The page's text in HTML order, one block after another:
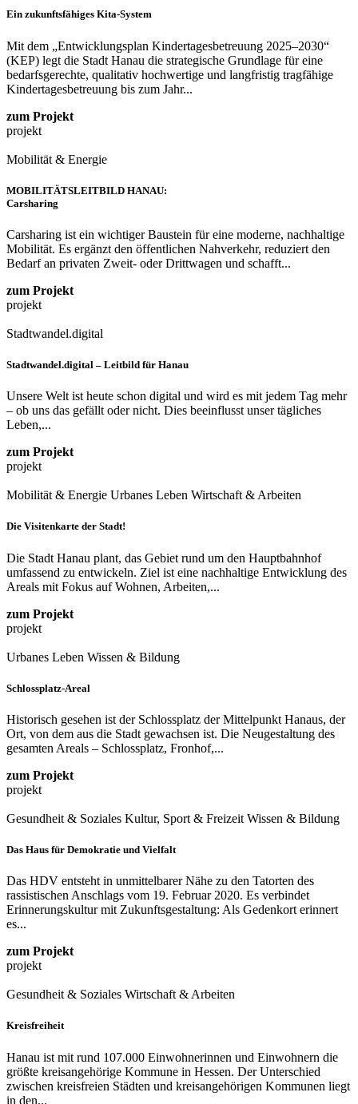
Ein zukunftsfähiges Kita-System
Mit dem „Entwicklungsplan Kindertagesbetreuung 2025–2030“
(KEP) legt die Stadt Hanau die strategische Grundlage für eine
bedarfsgerechte, qualitativ hochwertige und langfristig tragfähige
Kindertagesbetreuung bis zum Jahr...
zum Projekt
projekt
Mobilität & Energie
MOBILITÄTSLEITBILD HANAU:
Carsharing
Carsharing ist ein wichtiger Baustein für eine moderne, nachhaltige
Mobilität. Es ergänzt den öffentlichen Nahverkehr, reduziert den
Bedarf an privaten Zweit- oder Drittwagen und schafft...
zum Projekt
projekt
Stadtwandel.digital
Stadtwandel.digital – Leitbild für Hanau
Unsere Welt ist heute schon digital und wird es mit jedem Tag mehr
– ob uns das gefällt oder nicht. Dies beeinflusst unser tägliches
Leben,...
zum Projekt
projekt
Mobilität & Energie Urbanes Leben Wirtschaft & Arbeiten
Die Visitenkarte der Stadt!
Die Stadt Hanau plant, das Gebiet rund um den Hauptbahnhof
umfassend zu entwickeln. Ziel ist eine nachhaltige Entwicklung des
Areals mit Fokus auf Wohnen, Arbeiten,...
zum Projekt
projekt
Urbanes Leben Wissen & Bildung
Schlossplatz-Areal
Historisch gesehen ist der Schlossplatz der Mittelpunkt Hanaus, der
Ort, von dem aus die Stadt gewachsen ist. Die Neugestaltung des
gesamten Areals – Schlossplatz, Fronhof,...
zum Projekt
projekt
Gesundheit & Soziales Kultur, Sport & Freizeit Wissen & Bildung
Das Haus für Demokratie und Vielfalt
Das HDV entsteht in unmittelbarer Nähe zu den Tatorten des
rassistischen Anschlags vom 19. Februar 2020. Es verbindet
Erinnerungskultur mit Zukunftsgestaltung: Als Gedenkort erinnert
es...
zum Projekt
projekt
Gesundheit & Soziales Wirtschaft & Arbeiten
Kreisfreiheit
Hanau ist mit rund 107.000 Einwohnerinnen und Einwohnern die
größte kreisangehörige Kommune in Hessen. Der Unterschied
zwischen kreisfreien Städten und kreisangehörigen Kommunen liegt
in den...